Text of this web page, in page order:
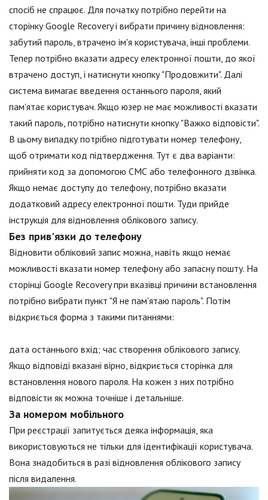
спосіб не спрацює. Для початку потрібно перейти на
сторінку Google Recovery і вибрати причину відновлення:
забутий пароль, втрачено ім'я користувача, інші проблеми.
Тепер потрібно вказати адресу електронної пошти, до якої
втрачено доступ, і натиснути кнопку "Продовжити". Далі
система вимагає введення останнього пароля, який
пам'ятає користувач. Якщо юзер не має можливості вказати
такий пароль, потрібно натиснути кнопку "Важко відповісти".
В цьому випадку потрібно підготувати номер телефону,
щоб отримати код підтвердження. Тут є два варіанти:
прийняти код за допомогою СМС або телефонного дзвінка.
Якщо немає доступу до телефону, потрібно вказати
додатковий адресу електронної пошти. Туди прийде
інструкція для відновлення облікового запису.
Без прив'язки до телефону
Відновити обліковий запис можна, навіть якщо немає
можливості вказати номер телефону або запасну пошту. На
сторінці Google Recovery при вказівці причини встановлення
потрібно вибрати пункт "Я не пам'ятаю пароль". Потім
відкриється форма з такими питаннями:
дата останнього вхід; час створення облікового запису.
Якщо відповіді вказані вірно, відкриється сторінка для
встановлення нового пароля. На кожен з них потрібно
відповісти як можна точніше і детальніше.
За номером мобільного
При реєстрації запитується деяка інформація, яка
використовуються не тільки для ідентифікації користувача.
Вона знадобиться в разі відновлення облікового запису
після видалення.